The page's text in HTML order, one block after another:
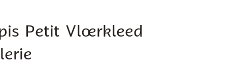
Petit Vloerkleed